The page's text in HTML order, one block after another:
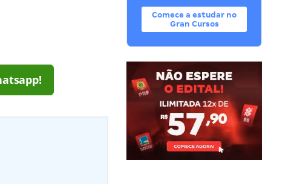
Comece a estudar no
Gran Cursos